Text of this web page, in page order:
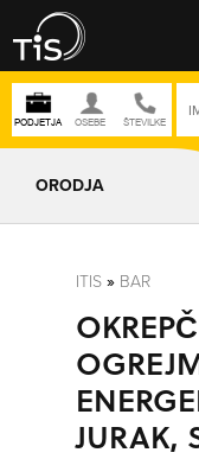
ORODJA
IZRIŠI POT
POŠLJI SMS
ITIS » BAR
JURAK,